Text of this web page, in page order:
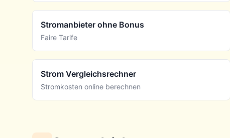
Stromanbieter ohne Bonus
Faire Tarife
Strom Vergleichsrechner
Stromkosten online berechnen